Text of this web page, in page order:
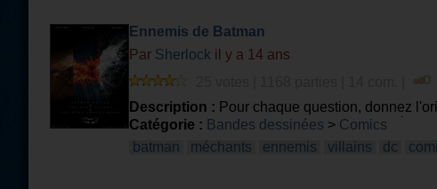
Ennemis de Batman
Par Sherlock il y a 14 ans
Description : Pour chaque question, donnez
moi si vous voulez d'autres quizz sur les
Catégorie : Bandes dessinées > Comics
batman
méchants ennemis villains dc